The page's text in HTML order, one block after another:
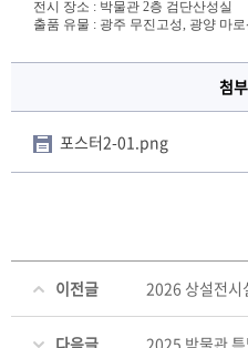
전시 장소 : 박물관 2층 검단산성실
출품 유물 : 광주 무진고성, 광양 마
첨
포스터2-01.png
이전글 2026 상설전시
다음글 2025 박물관 특